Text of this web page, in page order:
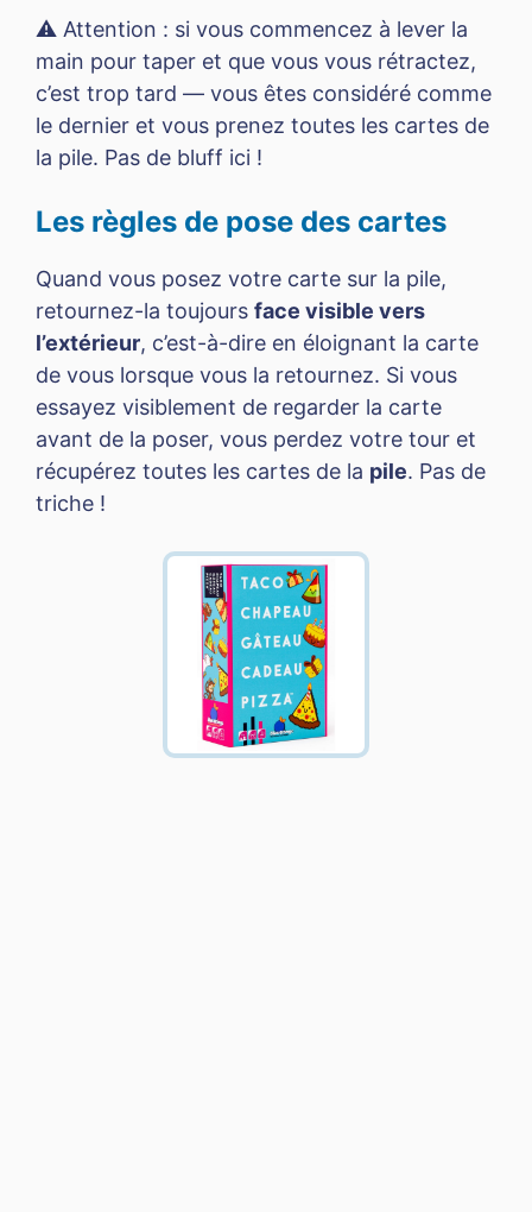
⚠️ Attention : si vous commencez à lever la
main pour taper et que vous vous rétractez,
c’est trop tard — vous êtes considéré comme
le dernier et vous prenez toutes les cartes de
la pile. Pas de bluff ici !
Les règles de pose des cartes
Quand vous posez votre carte sur la pile,
retournez-la toujours face visible vers
l’extérieur, c’est-à-dire en éloignant la carte
de vous lorsque vous la retournez. Si vous
essayez visiblement de regarder la carte
avant de la poser, vous perdez votre tour et
récupérez toutes les cartes de la pile. Pas de
triche !